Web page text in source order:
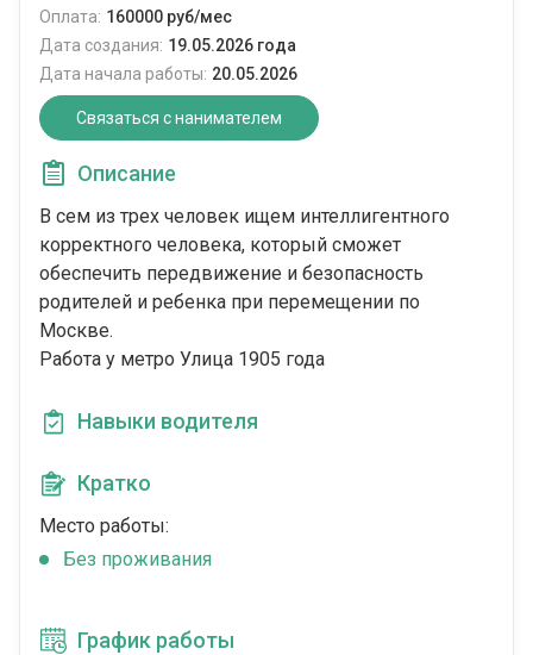
Оплата: 160000 руб/мес
Дата создания: 19.05.2026 года
Дата начала работы: 20.05.2026
Связаться с нанимателем
Описание
В сем из трех человек ищем интеллигентного
корректного человека, который сможет
обеспечить передвижение и безопасность
родителей и ребенка при перемещении по
Москве.
Работа у метро Улица 1905 года
Навыки водителя
Кратко
Место работы:
Без проживания
График работы